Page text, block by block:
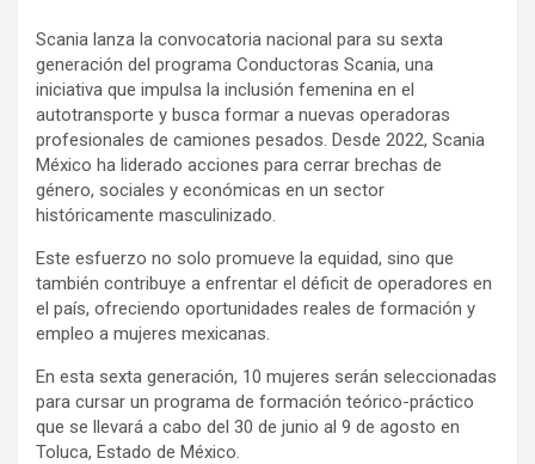
Scania lanza la convocatoria nacional para su sexta
generación del programa Conductoras Scania, una
iniciativa que impulsa la inclusión femenina en el
autotransporte y busca formar a nuevas operadoras
profesionales de camiones pesados. Desde 2022, Scania
México ha liderado acciones para cerrar brechas de
género, sociales y económicas en un sector
históricamente masculinizado.
Este esfuerzo no solo promueve la equidad, sino que
también contribuye a enfrentar el déficit de operadores en
el país, ofreciendo oportunidades reales de formación y
empleo a mujeres mexicanas.
En esta sexta generación, 10 mujeres serán seleccionadas
para cursar un programa de formación teórico-práctico
que se llevará a cabo del 30 de junio al 9 de agosto en
Toluca, Estado de México.